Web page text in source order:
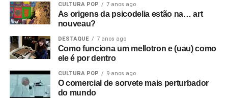
CULTURA POP 7 anos ago
As origens da psicodelia estão na… art
nouveau?
DESTAQUE 7 anos ago
Como funciona um mellotron e (uau) como
ele é por dentro
CULTURA POP 9 anos ago
O comercial de sorvete mais perturbador
do mundo